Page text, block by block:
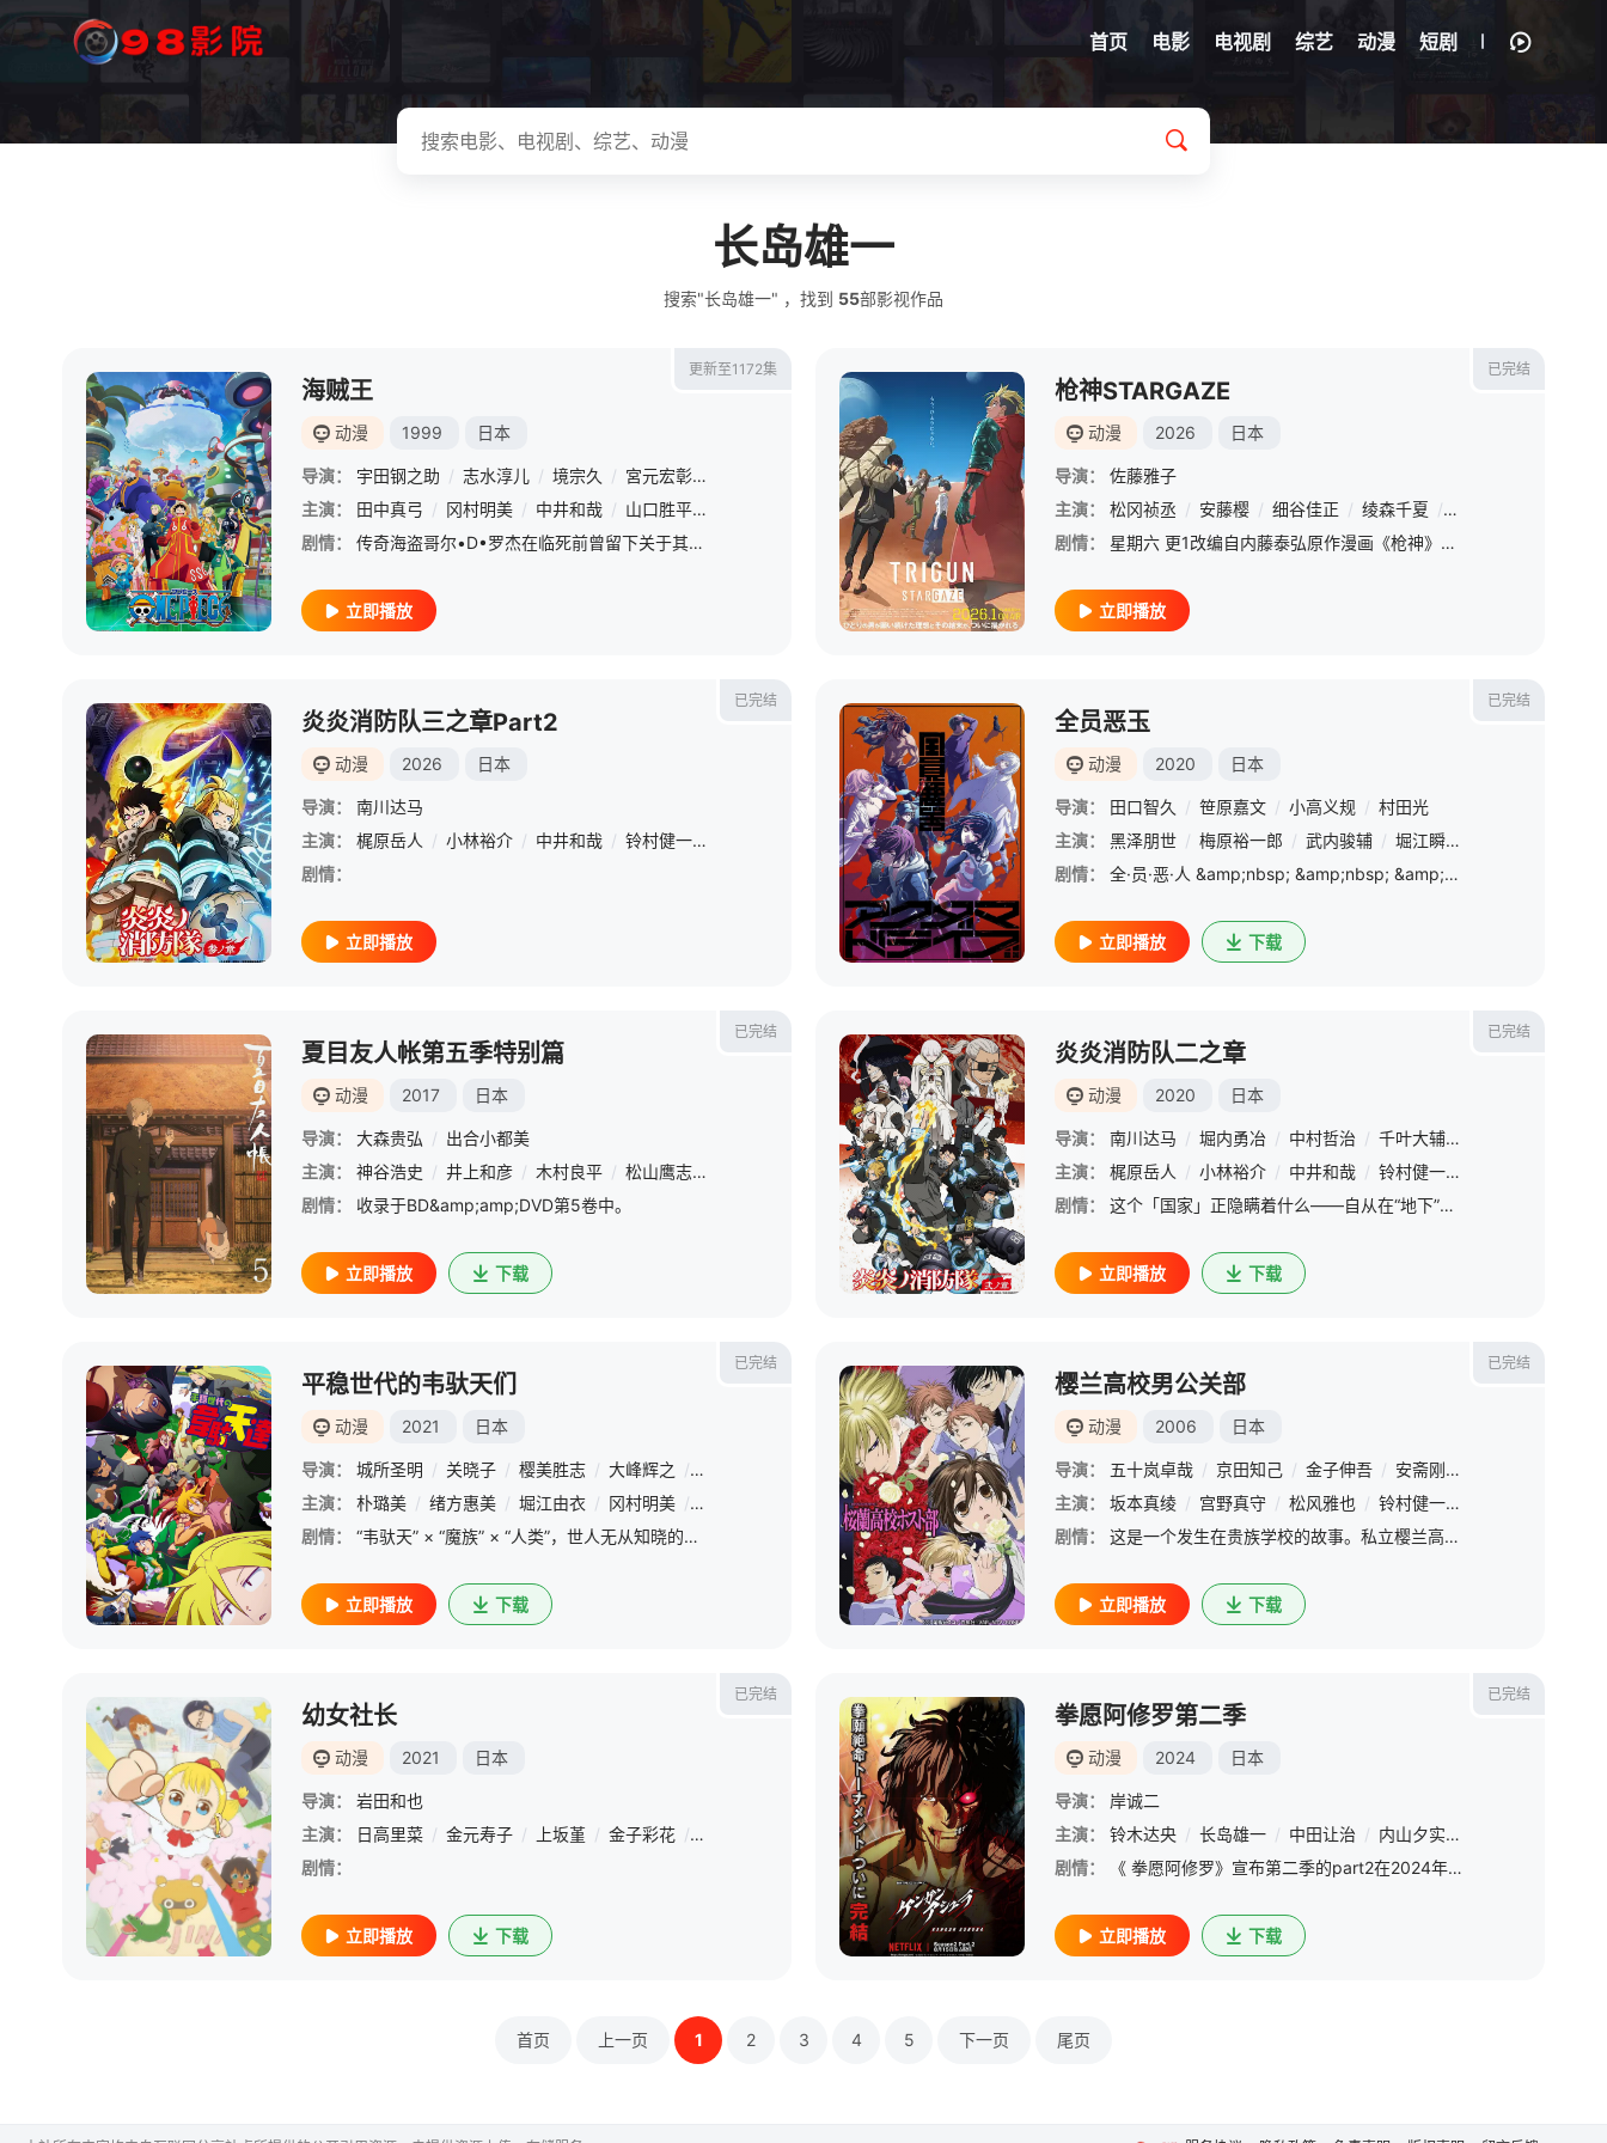
首页 电影 电视剧 综艺 动漫 短剧
长岛雄一
搜索"长岛雄一" ，找到 55部影视作品
更新至1172集
海贼王
动漫 1999 日本
导演： 宇田钢之助 / 志水淳儿 / 境宗久 / 宮元宏彰 / 山内重保 / 大塚隆史 / 贝泽幸男
主演：
田中真弓 / 冈村明美 / 中井和哉 / 山口胜平 / 大谷育江 / 山口由里子 矢尾一树 / 长岛雄一 / 池田秀一 / 古川登志夫 / 古谷彻 / 大塚周夫
剧情：
传奇海盗哥尔•D•罗杰在临死前曾留下关于其毕生的财富“One Piece”的消息，由此引得群雄并起，众海盗们为了这笔传说中的巨额财富展开争夺，各种势力、政权不断交替，整个世界进入了动荡混乱的“大海贼时
立即播放
已完结
枪神STARGAZE
动漫 2026 日本
导演：
佐藤雅子
主演：
松冈祯丞 / 安藤樱 / 细谷佳正 / 绫森千夏 / 武虎
剧情：
星期六 更1改编自内藤泰弘原作漫画《枪神》的原创新作动画《TRIGUN STAMPEDE》宣布制作系列完结篇
立即播放
已完结
炎炎消防队三之章Part2
动漫 2026 日本
导演：
南川达马
主演：
梶原岳人 / 小林裕介 / 中井和哉 / 铃村健一 / 市道真央 / 悠木碧 / 八代拓 阪口大助 / 楠大典 / 兴津和幸 / 日野聪 / 宝龟克寿 /
剧情：
立即播放
已完结
全员恶玉
动漫 2020 日本
导演： 田口智久 / 笹原嘉文 / 小高义规 / 村田光
主演：
黑泽朋世 / 梅原裕一郎 / 武内骏辅 / 堀江瞬 /
剧情：
全·员·恶·人 &amp;nbsp; &amp;nbsp; &amp;nbsp; &amp;nbsp; &amp;nbsp; &amp;nbsp; &amp;nbsp; &amp;nbsp; &amp;nbsp; &amp;nbsp; &amp;nbsp; &amp;nbsp; &amp;nbsp; &amp;
立即播放 下载
已完结
夏目友人帐第五季特别篇
动漫 2017 日本
导演： 大森贵弘 / 出合小都美
主演：
神谷浩史 / 井上和彦 / 木村良平 / 松山鹰志 / 冈村明美 / 长岛雄一 / 黑田崇矢 / 铃村健一
剧情：
收录于BD&amp;amp;DVD第5卷中。
立即播放 下载
已完结
炎炎消防队二之章
动漫 2020 日本
导演： 南川达马 / 堀内勇冶 / 中村哲治 / 千叶大辅 /
主演：
梶原岳人 / 小林裕介 / 中井和哉 / 铃村健一 /
剧情：
这个「国家」正隐瞒着什么——自从在“地下”的激战结束后，森罗他们知晓了「传教者」的野心。他们的目的是集合所有「安德拉爆炎」的拥有者，重现贰佰伍拾年前发生的大灾难，毁灭世界。身为安德拉爆炎的拥有者，森罗
立即播放 下载
已完结
平稳世代的韦驮天们
动漫 2021 日本
导演： 城所圣明 / 关晓子 / 樱美胜志 / 大峰辉之 / 种村绫隆
下司泰弘
主演：
朴璐美 / 绪方惠美 / 堀江由衣 / 冈村明美 / 石田彰 濑户麻沙美 / 上坂堇 / 石上静香 天田益男 / 伊濑茉莉也 / 本名阳子 / 宫本充 /
剧情：
“韦驮天” × “魔族” × “人类”，世人无从知晓的禁断大逃杀现在开始—— &amp;nbsp; &amp;nbsp; &amp;nbsp; &amp;nbsp; &amp;nbsp; &amp;nbsp; &amp;nbsp; &amp;nbsp; &amp;nbsp
立即播放 下载
已完结
樱兰高校男公关部
动漫 2006 日本
导演： 五十岚卓哉 / 京田知己 / 金子伸吾 / 安斋刚文
主演：
坂本真绫 / 宫野真守 / 松风雅也 / 铃村健一 /
剧情：
这是一个发生在贵族学校的故事。私立樱兰高校是日本上流社会的一个缩影。而这个学校最闻名的社团之一，就是六个英俊不凡的男子组成的男公关部。而庶民春绯虽然得以凭借奖学金以特优生的身份进入这个高校，却因为一次
立即播放 下载
已完结
幼女社长
动漫 2021 日本
导演：
岩田和也
主演：
日高里菜 / 金元寿子 / 上坂堇 / 金子彩花 / 桥本千波 / 杉田智和 / 长岛雄一 大塚芳忠 / 久川绫 / 兴津和幸 / 玄田哲章 / 福山润 / 小岩井小鸟
剧情：
立即播放 下载
已完结
拳愿阿修罗第二季
动漫 2024 日本
导演：
岸诚二
主演：
铃木达央 / 长岛雄一 / 中田让治 / 内山夕实 /
剧情：
《 拳愿阿修罗》宣布第二季的part2在2024年播出。
立即播放 下载
首页 上一页 1 2 3 4 5 下一页 尾页